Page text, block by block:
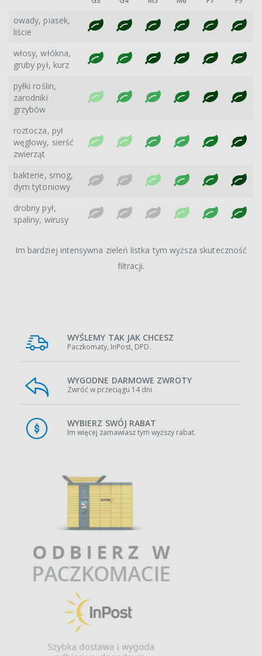
owady, piasek,
liście
włosy, włókna,
gruby pył, kurz
pyłki roślin,
zarodniki
grzybów
roztocza, pył
węglowy, sierść
zwierząt
bakterie, smog,
dym tytoniowy
drobny pył,
spaliny, wirusy
Im bardziej intensywna zieleń listka tym wyższa skuteczność
filtracji.
WYŚLEMY TAK JAK CHCESZ
Paczkomaty, InPost, DPD.
WYGODNE DARMOWE ZWROTY
Zwróć w przeciągu 14 dni
WYBIERZ SWÓJ RABAT
Im więcej zamawiasz tym wyższy rabat.